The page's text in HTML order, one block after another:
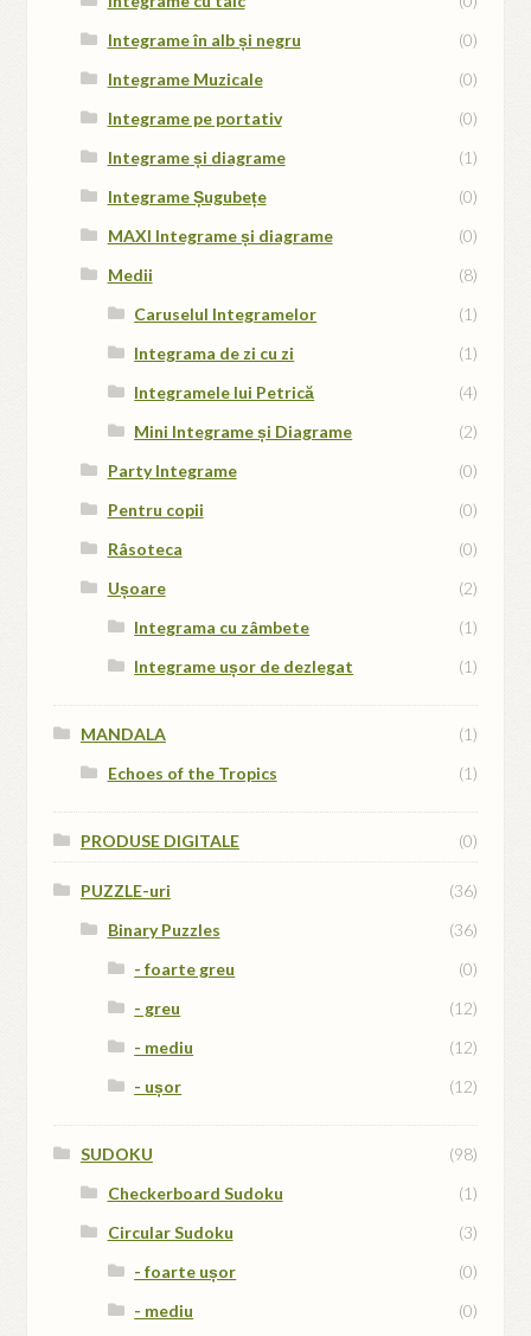
Integrame în alb și negru
(0)
Integrame Muzicale
(0)
Integrame pe portativ
(0)
Integrame și diagrame
(1)
Integrame Șugubețe
(0)
MAXI Integrame și diagrame
(0)
Medii
(8)
Caruselul Integramelor
(1)
Integrama de zi cu zi
(1)
Integramele lui Petrică
(4)
Mini Integrame și Diagrame
(2)
Party Integrame
(0)
Pentru copii
(0)
Râsoteca
(0)
Ușoare
(2)
Integrama cu zâmbete
(1)
Integrame ușor de dezlegat
(1)
MANDALA
(1)
Echoes of the Tropics
(1)
PRODUSE DIGITALE (0)
PUZZLE-uri
(36)
Binary Puzzles
(36)
- foarte greu
(0)
- greu
(12)
- mediu
(12)
- ușor
(12)
SUDOKU
(98)
Checkerboard Sudoku
(1)
Circular Sudoku
(3)
- foarte ușor
(0)
- mediu
(0)